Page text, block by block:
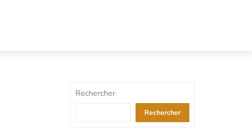
Rechercher
Rechercher